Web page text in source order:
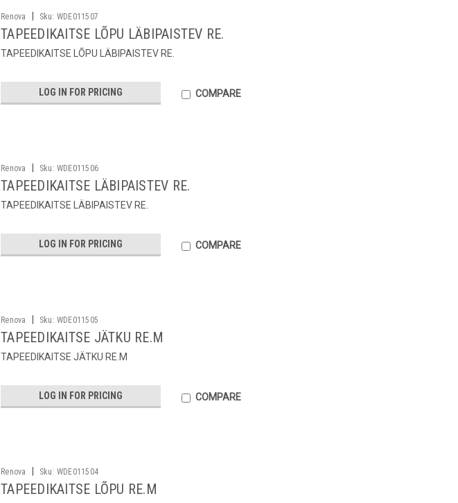
Renova Sku: WDE011507
TAPEEDIKAITSE LÕPU LÄBIPAISTEV RE.
TAPEEDIKAITSE LÕPU LÄBIPAISTEV RE.
LOG IN FOR PRICING COMPARE
Renova Sku: WDE011506
TAPEEDIKAITSE LÄBIPAISTEV RE.
TAPEEDIKAITSE LÄBIPAISTEV RE.
LOG IN FOR PRICING COMPARE
Renova Sku: WDE011505
TAPEEDIKAITSE JÄTKU RE.M
TAPEEDIKAITSE JÄTKU RE.M
LOG IN FOR PRICING COMPARE
Renova Sku: WDE011504
TAPEEDIKAITSE LÕPU RE.M